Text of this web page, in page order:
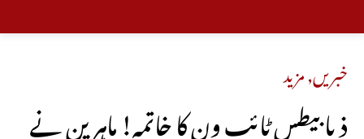
خبریں,مزید
ذیابیطس ٹائپ ون کا خاتمہ! ماہرین نے